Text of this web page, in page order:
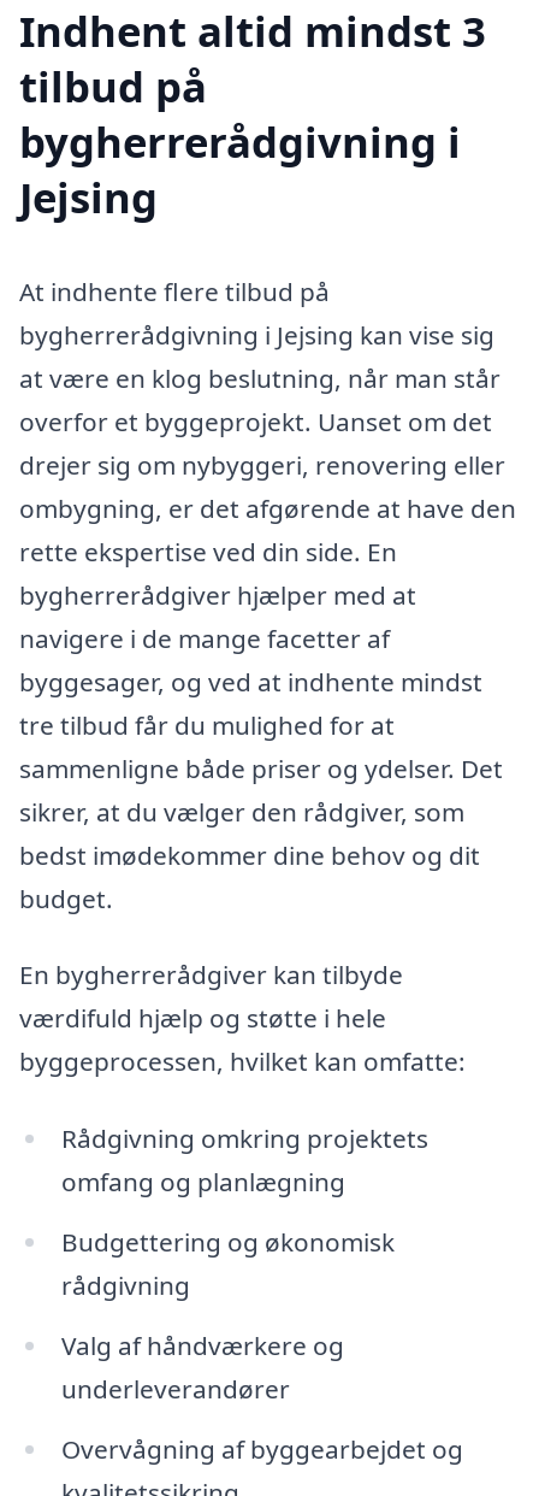
Indhent altid mindst 3
tilbud på
bygherrerådgivning i
Jejsing
At indhente flere tilbud på
bygherrerådgivning i Jejsing kan vise sig
at være en klog beslutning, når man står
overfor et byggeprojekt. Uanset om det
drejer sig om nybyggeri, renovering eller
ombygning, er det afgørende at have den
rette ekspertise ved din side. En
bygherrerådgiver hjælper med at
navigere i de mange facetter af
byggesager, og ved at indhente mindst
tre tilbud får du mulighed for at
sammenligne både priser og ydelser. Det
sikrer, at du vælger den rådgiver, som
bedst imødekommer dine behov og dit
budget.
En bygherrerådgiver kan tilbyde
værdifuld hjælp og støtte i hele
byggeprocessen, hvilket kan omfatte:
Rådgivning omkring projektets
omfang og planlægning
Budgettering og økonomisk
rådgivning
Valg af håndværkere og
underleverandører
Overvågning af byggearbejdet og